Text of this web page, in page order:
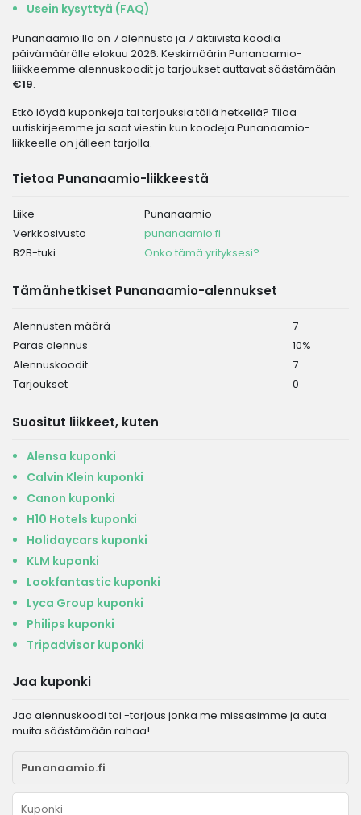
Usein kysyttyä (FAQ)
Punanaamio:lla on 7 alennusta ja 7 aktiivista koodia
päivämäärälle elokuu 2026. Keskimäärin Punanaamio-
liiikkeemme alennuskoodit ja tarjoukset auttavat säästämään
€19.
Etkö löydä kuponkeja tai tarjouksia tällä hetkellä? Tilaa
uutiskirjeemme ja saat viestin kun koodeja Punanaamio-
liikkeelle on jälleen tarjolla.
Tietoa Punanaamio-liikkeestä
Liike
Punanaamio
Verkkosivusto
punanaamio.fi
B2B-tuki
Onko tämä yrityksesi?
Tämänhetkiset Punanaamio-alennukset
Alennusten määrä
7
Paras alennus
10%
Alennuskoodit
7
Tarjoukset
0
Suositut liikkeet, kuten
Alensa kuponki
Calvin Klein kuponki
Canon kuponki
H10 Hotels kuponki
Holidaycars kuponki
KLM kuponki
Lookfantastic kuponki
Lyca Group kuponki
Philips kuponki
Tripadvisor kuponki
Jaa kuponki
Jaa alennuskoodi tai -tarjous jonka me missasimme ja auta
muita säästämään rahaa!